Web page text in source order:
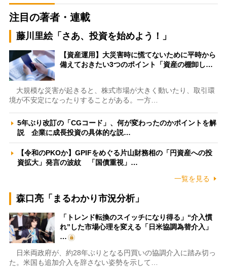
注目の著者・連載
藤川里絵「さあ、投資を始めよう！」
【資産運用】大災害時に慌てないために平時から
備えておきたい3つのポイント「資産の棚卸し…
大規模な災害が起きると、株式市場が大きく動いたり、取引環
境が不安定になったりすることがある。一方…
5年ぶり改訂の「CGコード」、何が変わったのかポイントを解
説 企業に成長投資の具体的な説…
【令和のPKOか】GPIFをめぐる片山財務相の「円資産への投
資拡大」発言の波紋 「国債重視」…
一覧を見る
森口亮「まるわかり市況分析」
「トレンド転換のスイッチになり得る」“介入慣
れ”した市場心理を変える「日米協調為替介入」
…
日米両政府が、約28年ぶりとなる円買いの協調介入に踏み切っ
た。米国も追加介入を辞さない姿勢を示して…